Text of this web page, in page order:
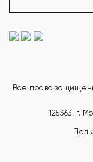
Все права
125363, г.